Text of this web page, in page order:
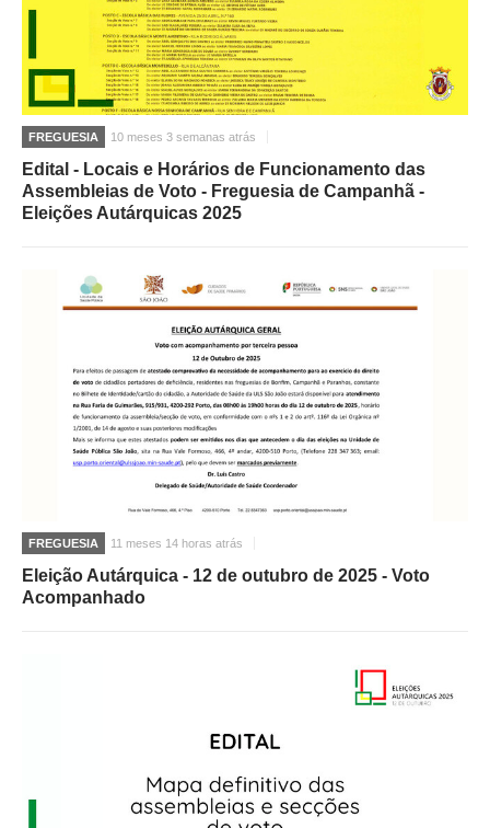
FREGUESIA 10 meses 3 semanas atrás
Edital - Locais e Horários de Funcionamento das
Assembleias de Voto - Freguesia de Campanhã -
Eleições Autárquicas 2025
FREGUESIA 11 meses 14 horas atrás
Eleição Autárquica - 12 de outubro de 2025 - Voto
Acompanhado